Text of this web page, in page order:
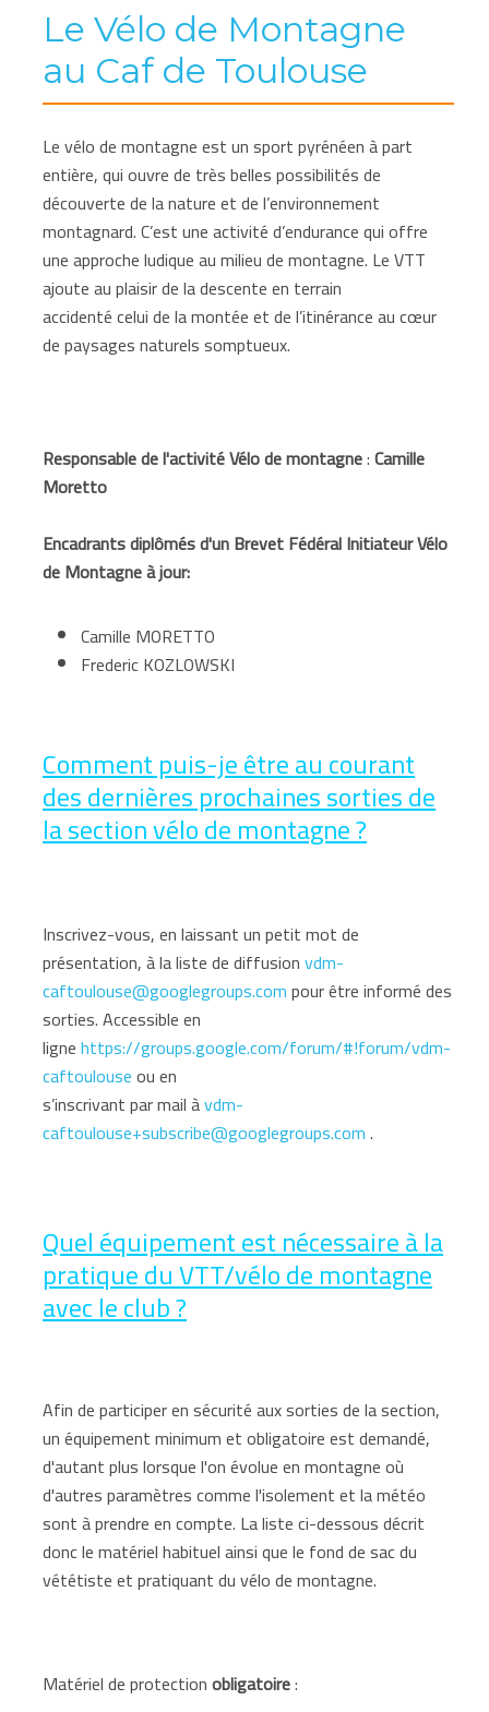
Le Vélo de Montagne
au Caf de Toulouse
Le vélo de montagne est un sport pyrénéen à part
entière, qui ouvre de très belles possibilités de
découverte de la nature et de l’environnement
montagnard. C’est une activité d’endurance qui offre
une approche ludique au milieu de montagne. Le VTT
ajoute au plaisir de la descente en terrain
accidenté celui de la montée et de l’itinérance au cœur
de paysages naturels somptueux.
Responsable de l'activité Vélo de montagne:Camille
Moretto
Encadrants diplômés d'un Brevet Fédéral Initiateur Vélo
de Montagne à jour:
Camille MORETTO
Frederic KOZLOWSKI
Comment puis-je être au courant
des dernières prochaines sorties de
la section vélo de montagne ?
Inscrivez-vous, en laissant un petit mot de
présentation, à la liste de diffusionvdm-
caftoulouse@googlegroups.compour être informé des
sorties. Accessible en
lignehttps://groups.google.com/forum/#!forum/vdm-
caftoulouseou en
s’inscrivant par mail àvdm-
caftoulouse+subscribe@googlegroups.com.
Quel équipement est nécessaire à la
pratique du VTT/vélo de montagne
avec le club ?
Afin de participer en sécurité aux sorties de la section,
un équipement minimum et obligatoire est demandé,
d'autant plus lorsque l'on évolue en montagne où
d'autres paramètres comme l'isolement et la météo
sont à prendre en compte. La liste ci-dessous décrit
donc le matériel habituel ainsi que le fond de sac du
vététiste et pratiquant du vélo de montagne.
Matériel de protectionobligatoire: